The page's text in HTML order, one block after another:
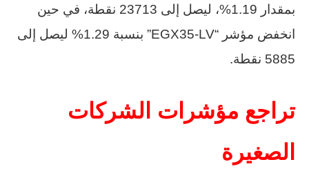
بمقدار 1.19%، ليصل إلى 23713 نقطة، في حين
انخفض مؤشر “EGX35-LV” بنسبة 1.29% ليصل إلى
5885 نقطة.
تراجع مؤشرات الشركات
الصغيرة